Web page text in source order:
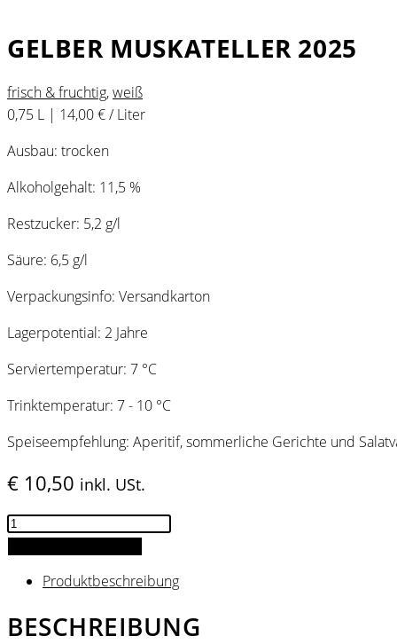
GELBER MUSKATELLER 2025
frisch & fruchtig,weiß
0,75 L | 14,00 € / Liter
Ausbau: trocken
Alkoholgehalt: 11,5 %
Restzucker: 5,2 g/l
Säure: 6,5 g/l
Verpackungsinfo: Versandkarton
Lagerpotential: 2 Jahre
Serviertemperatur: 7 °C
Trinktemperatur: 7 - 10 °C
Speiseempfehlung: Aperitif, sommerliche Gerichte und
€ 10,50 inkl. USt.
Gelber
Muskateller
MengeProduktbeschreibung
BESCHREIBUNG